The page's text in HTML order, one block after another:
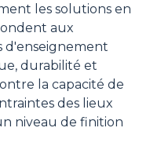
les solutions en
aux
d'enseignement
durabilité et
la capacité de
des lieux
niveau de finition